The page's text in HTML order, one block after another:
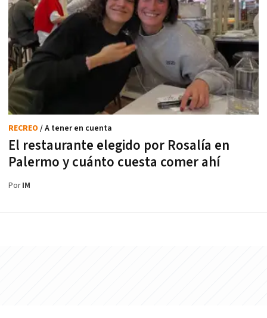
El restaurante elegido por Rosalía en
Palermo y cuánto cuesta comer ahí
RECREO / A tener en cuenta
PorIM